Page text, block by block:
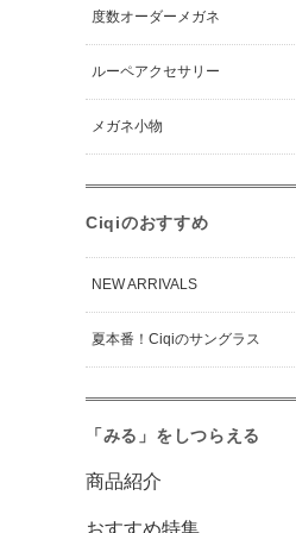
度数オーダーメガネ
ルーペアクセサリー
メガネ小物
Ciqiのおすすめ
NEW ARRIVALS
夏本番！Ciqiのサングラス
「みる」をしつらえる
商品紹介
おすすめ特集